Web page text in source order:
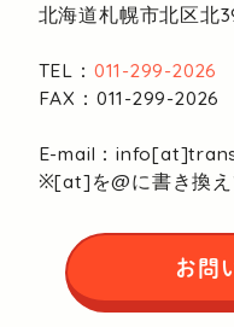
北海道札幌市北区北
TEL： 011-299-2026
FAX：011-299-2026
E-mail：
※[at]を@に書き換え
お問